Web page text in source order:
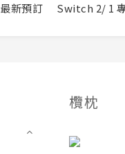
最新預訂 Switch 2/ 1
欖枕